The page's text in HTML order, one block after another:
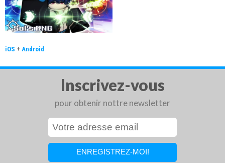
iOS + Android
Inscrivez-vous
pour obtenir nottre newsletter